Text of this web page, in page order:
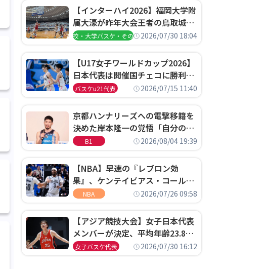
【インターハイ2026】福岡大学附
属大濠が昨年大会王者の鳥取城北
を撃破、大阪薫英女学院は岐阜女
高校・大学バスケ・その他2026/07/30 18:04
【U17女子ワールドカップ2026】
日本代表は開催国チェコに勝利し
て予選グループ3連勝で首位通
決定
バスケu21代表 2026/07/15 11:40
京都ハンナリーズへの電撃移籍を
決めた岸本隆一の覚悟「自分のエ
ゴというちっぽけなことのため
B1 2026/08/04 19:39
【NBA】早速の『レブロン効
果』、ケンテイビアス・コールド
ウェル・ポープがセブンティシク
NBA 2026/07/26 09:58
【アジア競技大会】女子日本代表
メンバーが決定、平均年齢23.8歳
のフレッシュなメンバーが日本開
女子バスケ代表 2026/07/30 16:12